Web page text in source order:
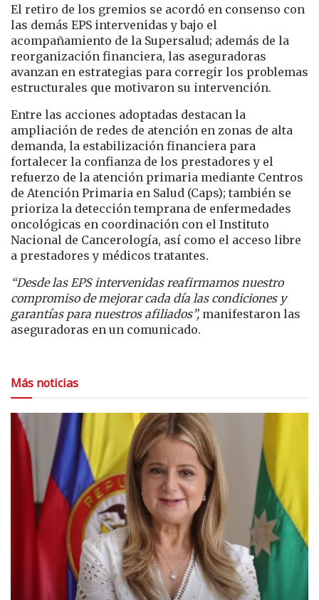
El retiro de los gremios se acordó en consenso con
las demás EPS intervenidas y bajo el
acompañamiento de la Supersalud; además de la
reorganización financiera, las aseguradoras
avanzan en estrategias para corregir los problemas
estructurales que motivaron su intervención.
Entre las acciones adoptadas destacan la
ampliación de redes de atención en zonas de alta
demanda, la estabilización financiera para
fortalecer la confianza de los prestadores y el
refuerzo de la atención primaria mediante Centros
de Atención Primaria en Salud (Caps); también se
prioriza la detección temprana de enfermedades
oncológicas en coordinación con el Instituto
Nacional de Cancerología, así como el acceso libre
a prestadores y médicos tratantes.
“Desde las EPS intervenidas reafirmamos nuestro
compromiso de mejorar cada día las condiciones y
garantías para nuestros afiliados”, manifestaron las
aseguradoras en un comunicado.
Más noticias